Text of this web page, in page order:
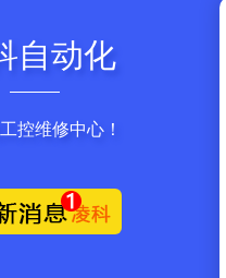
自动化
控维修中心！